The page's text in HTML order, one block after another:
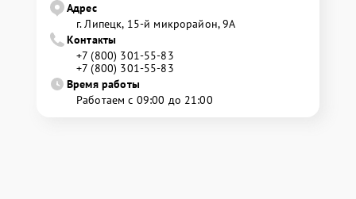
Адрес
г. Липецк, 15-й микрорайон, 9А
Контакты
+7 (800) 301-55-83
+7 (800) 301-55-83
Время работы
Работаем с 09:00 до 21:00